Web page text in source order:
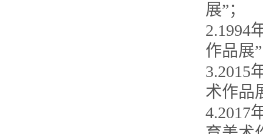
展”；
2.1994
作品展
3.2015
术作品
4.2017